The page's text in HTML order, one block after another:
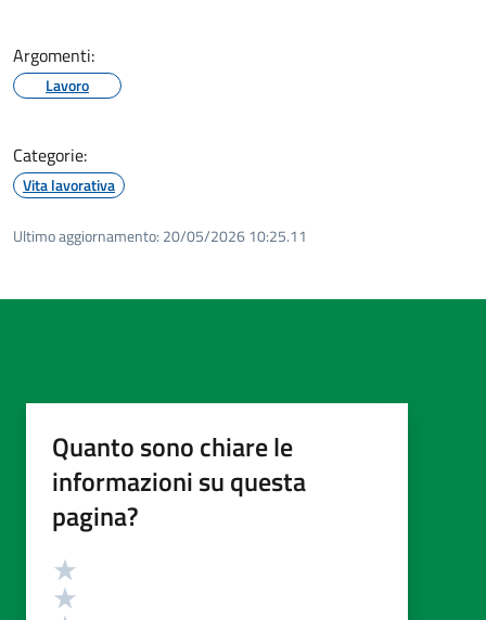
Argomenti:
Lavoro
Categorie:
Vita lavorativa
Ultimo aggiornamento: 20/05/2026 10:25.11
Quanto sono chiare le
informazioni su questa
pagina?
Valutazione